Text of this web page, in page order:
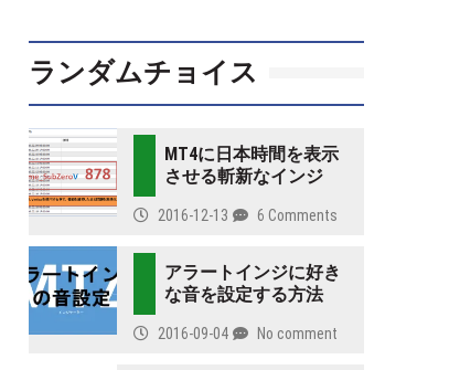
ランダムチョイス
MT4に日本時間を表示
させる斬新なインジ
2016-12-13 6 Comments
アラートインジに好き
な音を設定する方法
2016-09-04 No comment